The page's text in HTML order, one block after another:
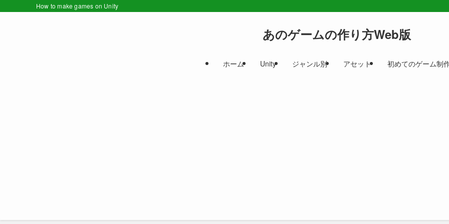
How to make games on Unity
あのゲームの作り方Web版
ホーム Unity ジャンル別 アセット 初めてのゲーム制